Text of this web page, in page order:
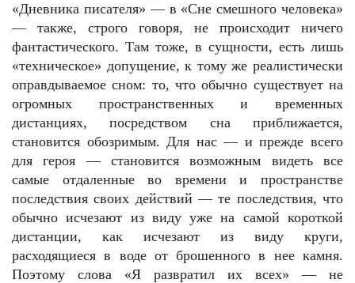
«Дневника писателя» — в «Сне смешного человека»
— также, строго говоря, не происходит ничего
фантастического. Там тоже, в сущности, есть лишь
«техническое» допущение, к тому же реалистически
оправдываемое сном: то, что обычно существует на
огромных пространственных и временных
дистанциях, посредством сна приближается,
становится обозримым. Для нас — и прежде всего
для героя — становится возможным видеть все
самые отдаленные во времени и пространстве
последствия своих действий — те последствия, что
обычно исчезают из виду уже на самой короткой
дистанции, как исчезают из виду круги,
расходящиеся в воде от брошенного в нее камня.
Поэтому слова «Я развратил их всех» — не